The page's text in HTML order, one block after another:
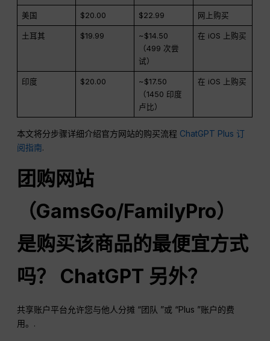
美国 $20.00 $22.99 网上购买
土耳其 $19.99
~$14.50
（499 次尝
试）
在 iOS 上购买
印度 $20.00
~$17.50
（1450 印度
卢比）
在 iOS 上购买
本文将分步骤详细介绍官方网站的购买流程 ChatGPT Plus 订
阅指南.
团购网站
（GamsGo/FamilyPro）
是购买该商品的最便宜方式
吗？ ChatGPT 另外？
共享账户平台允许您与他人分摊 “团队 ”或 “Plus ”账户的费
用。.